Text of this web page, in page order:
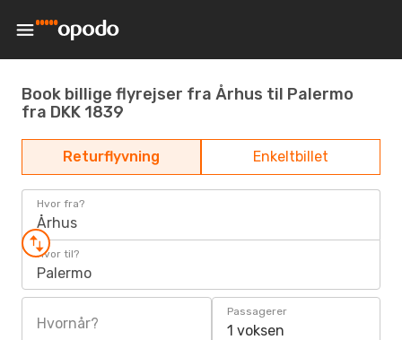
Book billige flyrejser fra Århus til Palermo
fra DKK 1839
Returflyvning Enkeltbillet
Hvor fra?
Århus
Hvor til?
Palermo
Hvornår?
Passagerer
1 voksen